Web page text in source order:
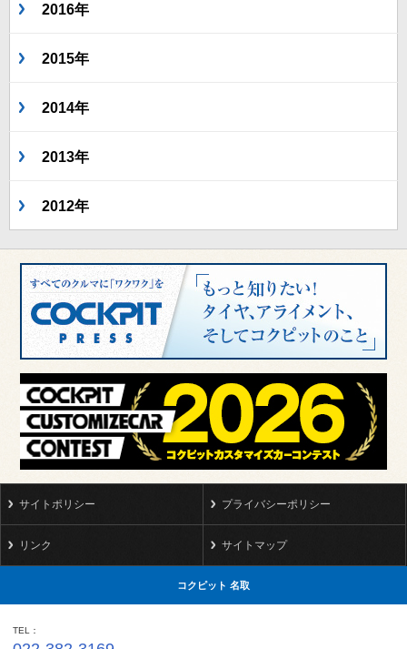
2016年
2015年
2014年
2013年
2012年
サイトポリシー プライバシーポリシー
リンク サイトマップ
コクピット 名取
TEL